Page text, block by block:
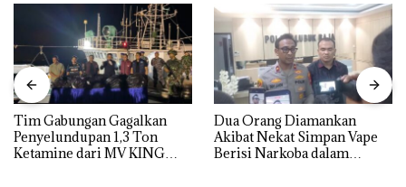
Tim Gabungan Gagalkan
Penyelundupan 1,3 Ton
Ketamine dari MV KING
Dua Orang Diamankan
Akibat Nekat Simpan Vape
Berisi Narkoba dalam